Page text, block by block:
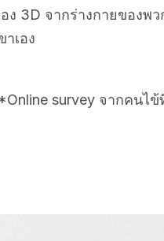
ง 3D จากร่างกายของพว
าเอง
survey จากคนไข้